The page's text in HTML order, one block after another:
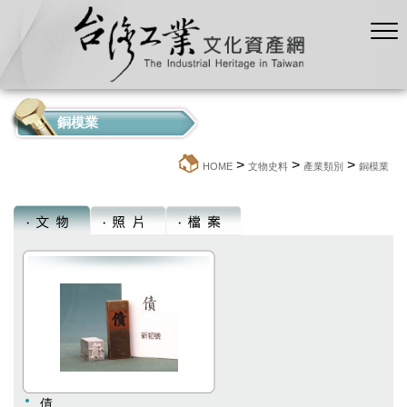
銅模業
HOME > 文物史料 > 產業類別 > 銅模業
債